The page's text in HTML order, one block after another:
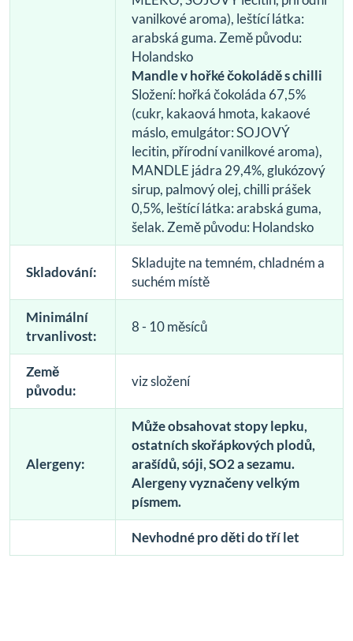
vanilkové aroma), leštící látka:
arabská guma. Země původu:
Holandsko
Mandle v hořké čokoládě s chilli
Složení: hořká čokoláda 67,5%
(cukr, kakaová hmota, kakaové
máslo, emulgátor: SOJOVÝ
lecitin, přírodní vanilkové aroma),
MANDLE jádra 29,4%, glukózový
sirup, palmový olej, chilli prášek
0,5%, leštící látka: arabská guma,
šelak. Země původu: Holandsko
Skladování:
Skladujte na temném, chladném a
suchém místě
Minimální
trvanlivost:
8 - 10 měsíců
Země
původu:
viz složení
Alergeny:
Může obsahovat stopy lepku,
ostatních skořápkových plodů,
arašídů, sóji, SO2 a sezamu.
Alergeny vyznačeny velkým
písmem.
Nevhodné pro děti do tří let